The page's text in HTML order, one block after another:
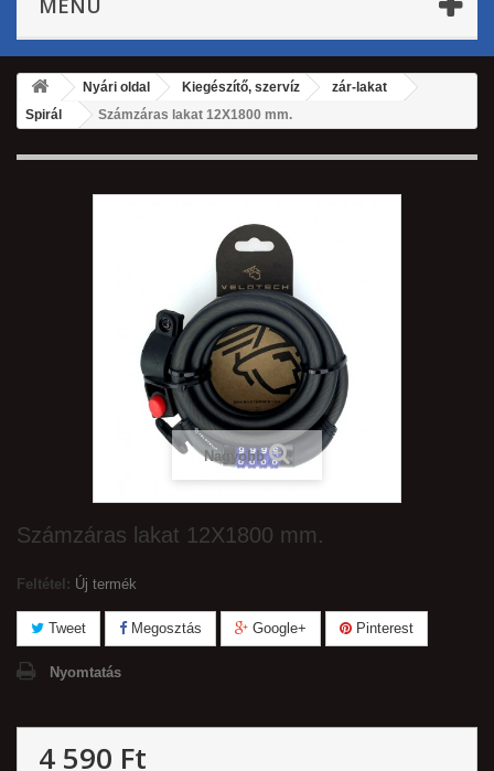
MENÜ
Nyári oldal Kiegészítő, szervíz
zár-lakat
Spirál
Számzáras lakat 12X1800 mm.
Nagyobb
Számzáras lakat 12X1800 mm.
Feltétel: Új termék
Tweet Megosztás Google+ Pinterest
Nyomtatás
4 590 Ft‎